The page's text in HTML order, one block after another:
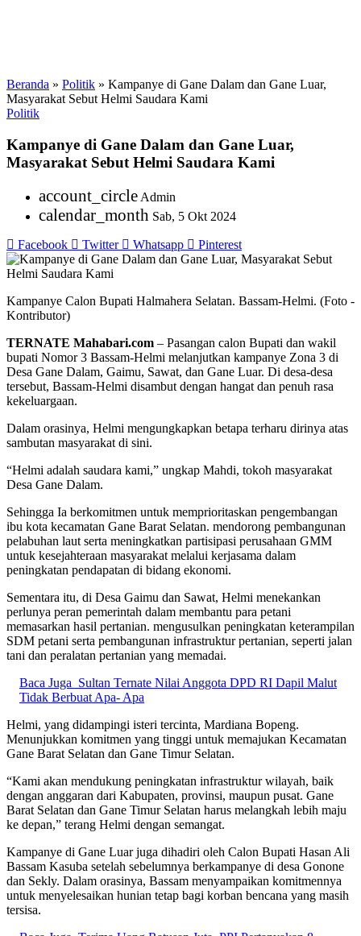
Beranda » Politik » Kampanye di Gane Dalam dan Gane Luar,
Masyarakat Sebut Helmi Saudara Kami
Politik
Kampanye di Gane Dalam dan Gane Luar,
Masyarakat Sebut Helmi Saudara Kami
account_circleAdmin
calendar_month Sab, 5 Okt 2024
Facebook Twitter Whatsapp Pinterest
Kampanye Calon Bupati Halmahera Selatan. Bassam-Helmi. (Foto -
Kontributor)
TERNATE Mahabari.com – Pasangan calon Bupati dan wakil
bupati Nomor 3 Bassam-Helmi melanjutkan kampanye Zona 3 di
Desa Gane Dalam, Gaimu, Sawat, dan Gane Luar. Di desa-desa
tersebut, Bassam-Helmi disambut dengan hangat dan penuh rasa
kekeluargaan.
Dalam orasinya, Helmi mengungkapkan betapa terharu dirinya atas
sambutan masyarakat di sini.
“Helmi adalah saudara kami,” ungkap Mahdi, tokoh masyarakat
Desa Gane Dalam.
Sehingga Ia berkomitmen untuk memprioritaskan pengembangan
ibu kota kecamatan Gane Barat Selatan. mendorong pembangunan
pelabuhan laut serta meningkatkan partisipasi perusahaan GMM
untuk kesejahteraan masyarakat melalui kerjasama dalam
peningkatan pendapatan di bidang ekonomi.
Sementara itu, di Desa Gaimu dan Sawat, Helmi menekankan
perlunya peran pemerintah dalam membantu para petani
memasarkan hasil pertanian. mengusulkan peningkatan keterampilan
SDM petani serta pembangunan infrastruktur pertanian, seperti jalan
tani dan peralatan pertanian yang memadai.
Baca Juga Sultan Ternate Nilai Anggota DPD RI Dapil Malut
Tidak Berbuat Apa- Apa
Helmi, yang didampingi isteri tercinta, Mardiana Bopeng.
Menunjukkan komitmen yang tinggi untuk memajukan Kecamatan
Gane Barat Selatan dan Gane Timur Selatan.
“Kami akan mendukung peningkatan infrastruktur wilayah, baik
dengan anggaran dari Kabupaten, provinsi, maupun pusat. Gane
Barat Selatan dan Gane Timur Selatan harus melangkah lebih maju
ke depan,” terang Helmi dengan semangat.
Kampanye di Gane Luar juga dihadiri oleh Calon Bupati Hasan Ali
Bassam Kasuba setelah sebelumnya berkampanye di desa Gonone
dan Sekly. Dalam orasinya, Bassam menyampaikan komitmennya
untuk menyelesaikan hunian tetap bagi korban bencana yang masih
tersisa.